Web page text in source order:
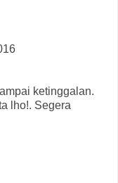
ketinggalan.
lho!. Segera